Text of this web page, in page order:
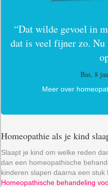
“Dat wilde gevoel in
dat is veel fijner zo. Nu
Bas, 8
Meer over
Homeopathie als je kind
Slaapt je kind om welke reden
dan een homeopathische
kinderen slapen daarna een stuk
Homeopathische behandeling